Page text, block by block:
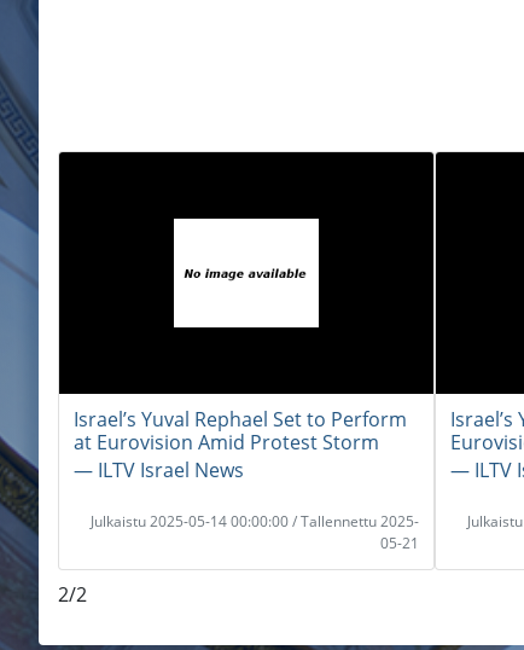
Israel’s Yuval Rephael Set to Perform
at Eurovision Amid Protest Storm
― ILTV Israel News
Julkaistu 2025-05-14 00:00:00 / Tallennettu 2025-
05-21
― ILTV
2/2